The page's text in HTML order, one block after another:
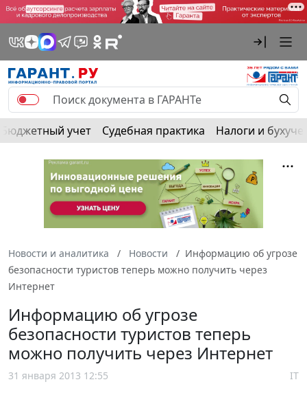
Бюджетный учет Судебная практика Налоги и
Новости и аналитика Новости
Информацию об угрозе
безопасности туристов теперь можно получить через
Интернет
Информацию об угрозе
безопасности туристов теперь
можно получить через Интернет
31 января 2013 12:55 IT